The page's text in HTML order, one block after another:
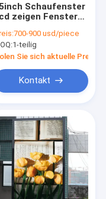
Schaufenster
zeigen Fenster
700-900 usd/piece
1-teilig
Sie sich aktuelle Preis
Kontakt